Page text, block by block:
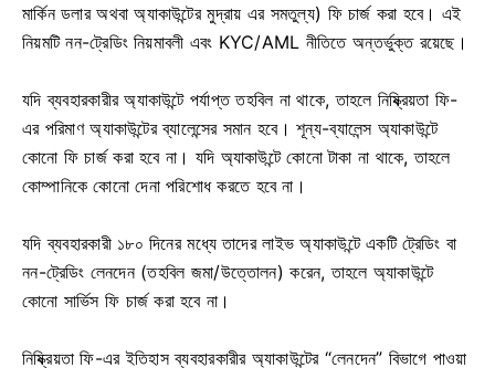
মার্কিন ডলার অথবা অ্যাকাউন্টের মুদ্রায় এর সমতুল্য) ফি চার্জ করা হবে। এই
নিয়মটি নন-ট্রেডিং নিয়মাবলী এবং KYC/AML নীতিতে অন্তর্ভুক্ত রয়েছে।
যদি ব্যবহারকারীর অ্যাকাউন্টে পর্যাপ্ত তহবিল না থাকে, তাহলে নিষ্ক্রিয়তা ফি-
এর পরিমাণ অ্যাকাউন্টের ব্যালেন্সের সমান হবে। শূন্য-ব্যালেন্স অ্যাকাউন্টে
কোনো ফি চার্জ করা হবে না। যদি অ্যাকাউন্টে কোনো টাকা না থাকে, তাহলে
কোম্পানিকে কোনো দেনা পরিশোধ করতে হবে না।
যদি ব্যবহারকারী ১৮০ দিনের মধ্যে তাদের লাইভ অ্যাকাউন্টে একটি ট্রেডিং বা
নন-ট্রেডিং লেনদেন (তহবিল জমা/উত্তোলন) করেন, তাহলে অ্যাকাউন্টে
কোনো সার্ভিস ফি চার্জ করা হবে না।
নিষ্ক্রিয়তা ফি-এর ইতিহাস ব্যবহারকারীর অ্যাকাউন্টের “লেনদেন” বিভাগে পাওয়া